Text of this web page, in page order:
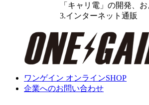
「キャリ電」の開発、
3.インターネット通販
ワンゲイン オンラインSHOP
企業へのお問い合わせ